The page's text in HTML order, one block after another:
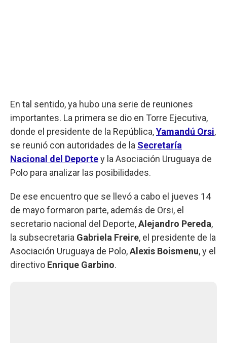
En tal sentido, ya hubo una serie de reuniones
importantes. La primera se dio en Torre Ejecutiva,
donde el presidente de la República,Yamandú Orsi,
se reunió con autoridades de la Secretaría
Nacional del Deportey la Asociación Uruguaya de
Polo para analizar las posibilidades.
De ese encuentro que se llevó a cabo el jueves 14
de mayo formaron parte, además de Orsi, el
secretario nacional del Deporte,Alejandro Pereda,
la subsecretaria Gabriela Freire, el presidente de la
Asociación Uruguaya de Polo,Alexis Boismenu, y el
directivo Enrique Garbino.